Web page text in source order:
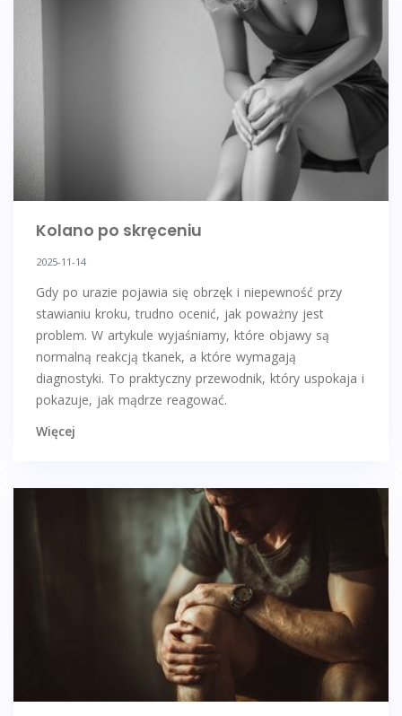
Kolano po skręceniu
2025-11-14
Gdy po urazie pojawia się obrzęk i niepewność przy
stawianiu kroku, trudno ocenić, jak poważny jest
problem. W artykule wyjaśniamy, które objawy są
normalną reakcją tkanek, a które wymagają
diagnostyki. To praktyczny przewodnik, który uspokaja i
pokazuje, jak mądrze reagować.
Więcej